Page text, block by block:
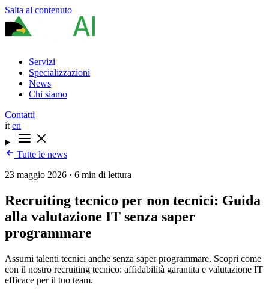
Salta al contenuto
Servizi
Specializzazioni
News
Chi siamo
Contatti
it en
Tutte le news
23 maggio 2026 · 6 min di lettura
Recruiting tecnico per non tecnici: Guida
alla valutazione IT senza saper
programmare
Assumi talenti tecnici anche senza saper programmare. Scopri come
con il nostro recruiting tecnico: affidabilità garantita e valutazione IT
efficace per il tuo team.